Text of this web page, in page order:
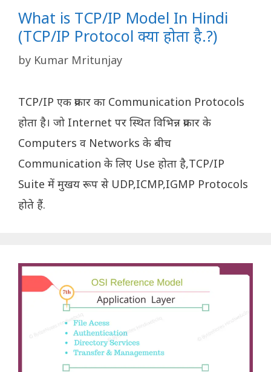
What is TCP/IP Model In Hindi
(TCP/IP Protocol क्‍या होता है.?)
by Kumar Mritunjay
TCP/IP एक प्रकार का Communication Protocols
होता है। जो Internet पर स्थित विभिन्न प्रकार के
Computers व Networks के बीच
Communication के लिए Use होता है,TCP/IP
Suite में मुखय रूप से UDP,ICMP,IGMP Protocols
होते हैं.